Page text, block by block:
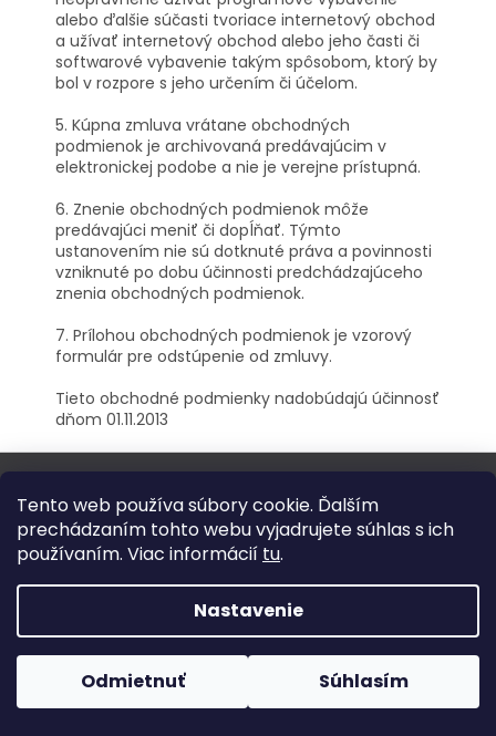
Tento web používa súbory cookie. Ďalším
prechádzaním tohto webu vyjadrujete súhlas s ich
používaním. Viac informácií tu.
Nastavenie
Odmietnuť Súhlasím
alebo ďalšie súčasti tvoriace internetový obchod
a užívať internetový obchod alebo jeho časti či
softwarové vybavenie takým spôsobom, ktorý by
bol v rozpore s jeho určením či účelom.
5. Kúpna zmluva vrátane obchodných
podmienok je archivovaná predávajúcim v
elektronickej podobe a nie je verejne prístupná.
6. Znenie obchodných podmienok môže
predávajúci meniť či dopĺňať. Týmto
ustanovením nie sú dotknuté práva a povinnosti
vzniknuté po dobu účinnosti predchádzajúceho
znenia obchodných podmienok.
7. Prílohou obchodných podmienok je vzorový
formulár pre odstúpenie od zmluvy.
Tieto obchodné podmienky nadobúdajú účinnosť
dňom 01.11.2013
Z
Užitočné informácie
Kontakt
Môj účet